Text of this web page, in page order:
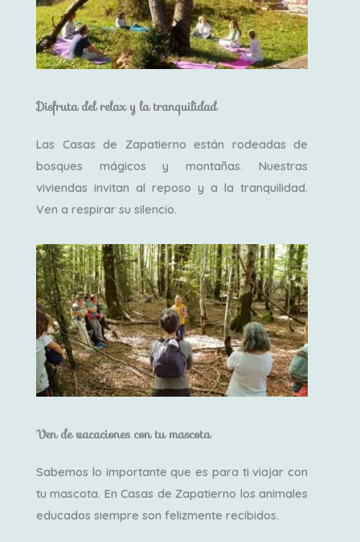
Disfruta del relax y la tranquilidad
Las Casas de Zapatierno están rodeadas de
bosques mágicos y montañas. Nuestras
viviendas invitan al reposo y a la tranquilidad.
Ven a respirar su silencio.
Ven de vacaciones con tu mascota
Sabemos lo importante que es para ti viajar con
tu mascota. En Casas de Zapatierno los animales
educados siempre son felizmente recibidos.